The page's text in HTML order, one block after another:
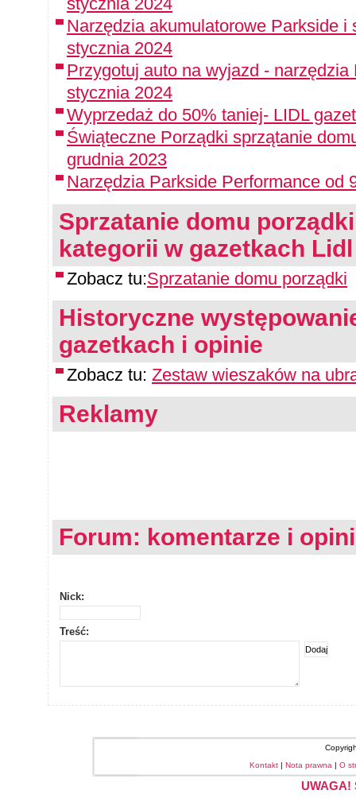
Narzędzia akumulatorowe Parkside i
stycznia 2024
Przygotuj auto na wyjazd -
stycznia 2024
Wyprzedaż do 50% taniej- LIDL
Świąteczne Porządki sprzątanie
grudnia 2023
Narzędzia Parkside Performance od
Sprzatanie domu
kategorii w gazetkach Lidl
Zobacz tu:Sprzatanie domu porządki
Historyczne
gazetkach i opinie
Zobacz tu: Zestaw wieszaków na
Reklamy
Forum: komentarze i
Nick:
Treść:
Kontakt | Nota prawna | O
UWAGA!